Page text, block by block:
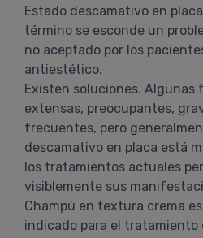
Estado descamativo en
término se esconde un
no aceptado por los
antiestético.
Existen soluciones. Algunas
extensas, preocupantes,
frecuentes, pero
descamativo en placa está
los tratamientos actuales
visiblemente sus
Champú en textura crema
indicado para el tratamiento